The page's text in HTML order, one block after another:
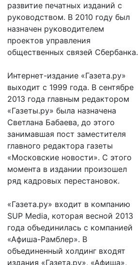
развитие печатных изданий с
руководством. В 2010 году был
назначен руководителем
проектов управления
общественных связей Сбербанка.
Интернет-издание «Газета.ру»
выходит с 1999 года. В сентябре
2013 года главным редактором
«Газеты.ру» была назначена
Светлана Бабаева, до этого
занимавшая пост заместителя
главного редактора газеты
«Московские новости». С этого
момента в издании произошел
ряд кадровых перестановок.
«Газета.ру» входит в компанию
SUP Media, которая весной 2013
года объединилась с компанией
«Афиша-Рамблер». В
объединенный холдинг входят
издания «Газета.ру», «Афиша»,